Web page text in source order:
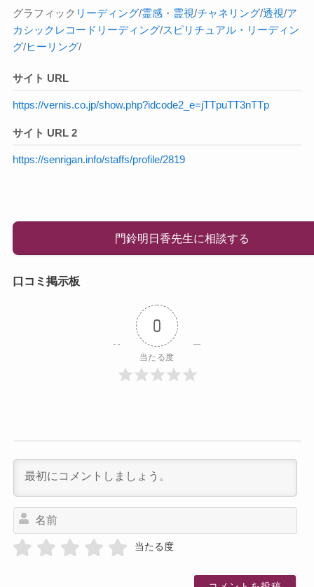
グラフィック リーディング/霊感・ 霊視/チャネリング/透視/ア
カシックレコードリーディング/スピリチュアル・リーディン
グ/ヒーリング/
サイト URL
https://vernis.co.jp/show.php?idcode2_e=jTTpuTT3nTTp
サイト URL 2
https://senrigan.info/staffs/profile/2819
門鈴明日香先生に相談する
口コミ掲示板
0
当たる度
当たる度